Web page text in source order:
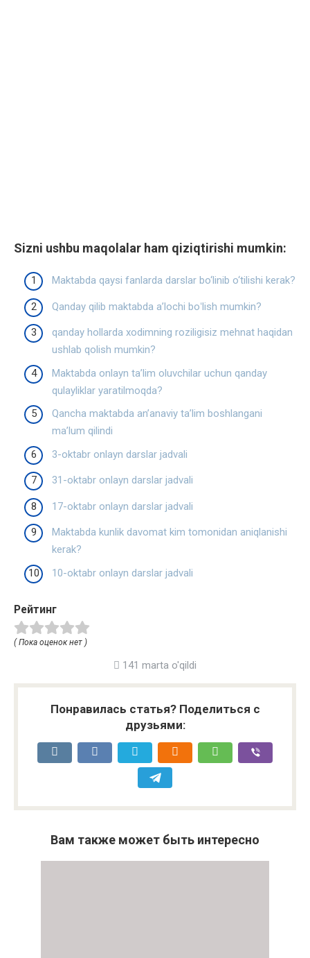
Sizni ushbu maqolalar ham qiziqtirishi mumkin:
Maktabda qaysi fanlarda darslar bo‘linib o‘tilishi kerak?
Qanday qilib maktabda aʼlochi boʻlish mumkin?
qanday hollarda xodimning roziligisiz mehnat haqidan
ushlab qolish mumkin?
Maktabda onlayn ta’lim oluvchilar uchun qanday
qulayliklar yaratilmoqda?
Qancha maktabda an’anaviy ta’lim boshlangani
ma’lum qilindi
3-oktabr onlayn darslar jadvali
31-oktabr onlayn darslar jadvali
17-oktabr onlayn darslar jadvali
Maktabda kunlik davomat kim tomonidan aniqlanishi
kerak?
10-oktabr onlayn darslar jadvali
Рейтинг
( Пока оценок нет )
141 marta o'qildi
Понравилась статья? Поделиться с
друзьями:
Вам также может быть интересно